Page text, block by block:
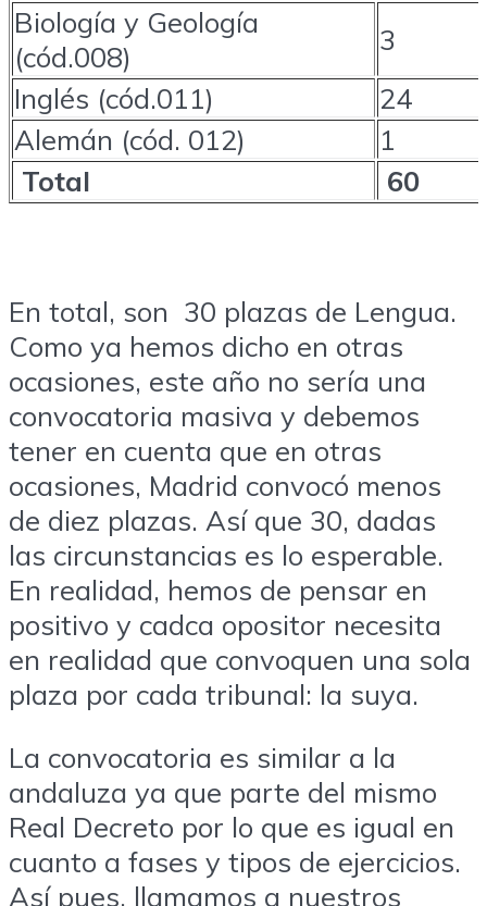
Biología y Geología
(cód.008)
3
Inglés (cód.011)
24
Alemán (cód. 012)
1
Total
60
En total, son 30 plazas de Lengua.
Como ya hemos dicho en otras
ocasiones, este año no sería una
convocatoria masiva y debemos
tener en cuenta que en otras
ocasiones, Madrid convocó menos
de diez plazas. Así que 30, dadas
las circunstancias es lo esperable.
En realidad, hemos de pensar en
positivo y cadca opositor necesita
en realidad que convoquen una sola
plaza por cada tribunal: la suya.
La convocatoria es similar a la
andaluza ya que parte del mismo
Real Decreto por lo que es igual en
cuanto a fases y tipos de ejercicios.
Así pues, llamamos a nuestros